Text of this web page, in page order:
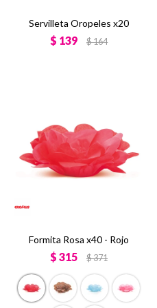
Servilleta Oropeles x20
$ 139 $164
Formita Rosa x40 - Rojo
$ 315 $371